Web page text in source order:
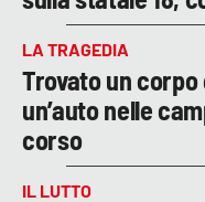
LA TRAGEDIA
Trovato un
un’auto nelle
corso
IL LUTTO